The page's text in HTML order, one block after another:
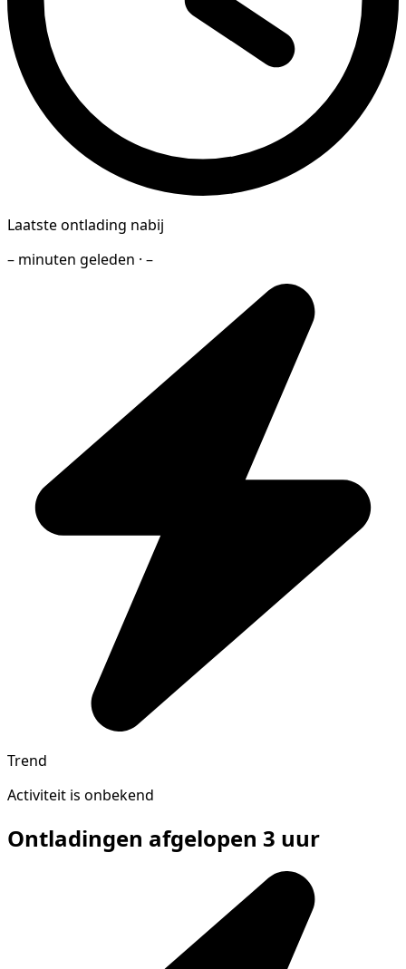
Laatste ontlading nabij
– minuten geleden · –
Trend
Activiteit is onbekend
Ontladingen afgelopen 3 uur